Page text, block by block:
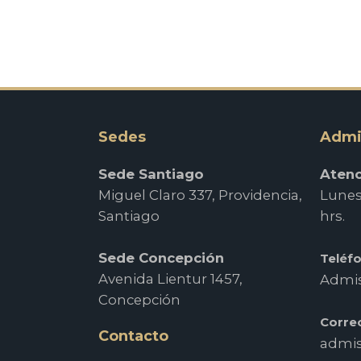
Sedes
Sede Santiago
Miguel Claro 337, Providencia,
Santiago
Sede Concepción
Avenida Lientur 1457,
Concepción
Contacto
hrs.